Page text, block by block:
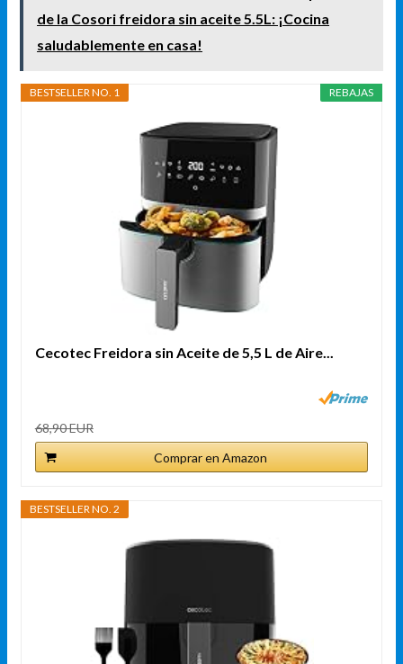
de la Cosori freidora sin aceite 5.5L: ¡Cocina
saludablemente en casa!
REBAJAS
BESTSELLER NO. 1
Cecotec Freidora sin Aceite de 5,5 L de Aire...
68,90 EUR
Comprar en Amazon
BESTSELLER NO. 2